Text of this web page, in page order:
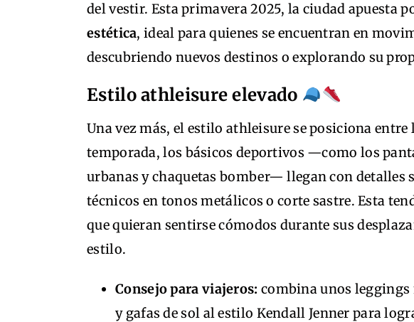
del vestir. Esta primavera 2025, la ciudad apuesta
estética, ideal para quienes se encuentran en
descubriendo nuevos destinos o explorando su
Estilo athleisure elevado
Una vez más, el estilo athleisure se posiciona
temporada, los básicos deportivos —como los
urbanas y chaquetas bomber— llegan con detalles
técnicos en tonos metálicos o corte sastre. Esta
que quieran sentirse cómodos durante sus
estilo.
Consejo para viajeros: combina unos leggings
y gafas de sol al estilo Kendall Jenner para